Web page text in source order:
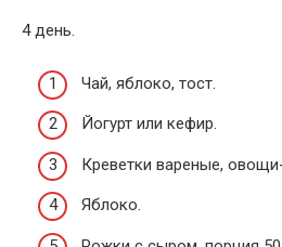
4 день.
Чай, яблоко, тост.
Йогурт или кефир.
Креветки вареные,
Яблоко.